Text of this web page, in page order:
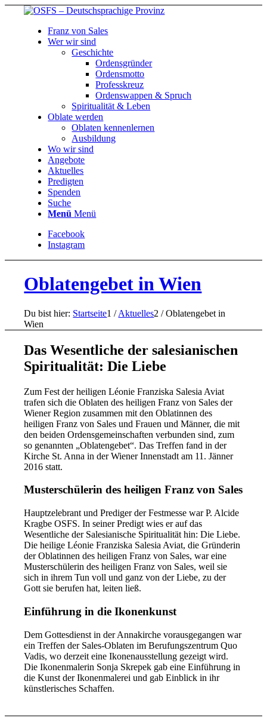
Franz von Sales
Wer wir sind
Geschichte
Ordensgründer
Ordensmotto
Professkreuz
Ordenswappen & Spruch
Spiritualität & Leben
Oblate werden
Oblaten kennenlernen
Ausbildung
Wo wir sind
Angebote
Aktuelles
Predigten
Spenden
Suche
Menü Menü
Facebook
Instagram
Oblatengebet in Wien
Du bist hier: Startseite1 / Aktuelles2 / Oblatengebet in
Wien
Das Wesentliche der salesianischen
Spiritualität: Die Liebe
Zum Fest der heiligen Léonie Franziska Salesia Aviat
trafen sich die Oblaten des heiligen Franz von Sales der
Wiener Region zusammen mit den Oblatinnen des
heiligen Franz von Sales und Frauen und Männer, die mit
den beiden Ordensgemeinschaften verbunden sind, zum
so genannten „Oblatengebet“. Das Treffen fand in der
Kirche St. Anna in der Wiener Innenstadt am 11. Jänner
2016 statt.
Musterschülerin des heiligen Franz von Sales
Hauptzelebrant und Prediger der Festmesse war P. Alcide
Kragbe OSFS. In seiner Predigt wies er auf das
Wesentliche der Salesianische Spiritualität hin: Die Liebe.
Die heilige Léonie Franziska Salesia Aviat, die Gründerin
der Oblatinnen des heiligen Franz von Sales, war eine
Musterschülerin des heiligen Franz von Sales, weil sie
sich in ihrem Tun voll und ganz von der Liebe, zu der
Gott sie berufen hat, leiten ließ.
Einführung in die Ikonenkunst
Dem Gottesdienst in der Annakirche vorausgegangen war
ein Treffen der Sales-Oblaten im Berufungszentrum Quo
Vadis, wo derzeit eine Ikonenausstellung gezeigt wird.
Die Ikonenmalerin Sonja Skrepek gab eine Einführung in
die Kunst der Ikonenmalerei und gab Einblick in ihr
künstlerisches Schaffen.